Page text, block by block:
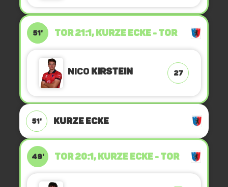
51' TOR 21:1, KURZE ECKE - TOR
Nico Kirstein 27
51' KURZE ECKE
49' TOR 20:1, KURZE ECKE - TOR